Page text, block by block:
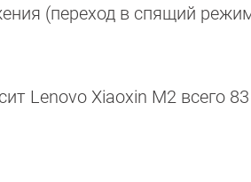
(переход в спящий
Lenovo Xiaoxin M2 всего 83